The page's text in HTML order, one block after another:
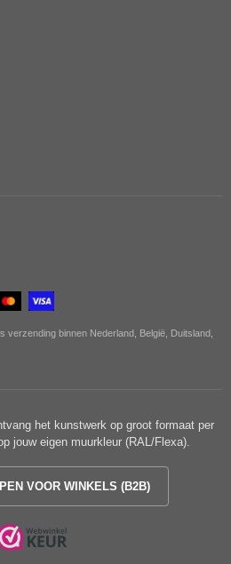
verzending binnen Nederland, België, Duitsland,
het kunstwerk op groot formaat per
jouw eigen muurkleur (RAL/Flexa).
VOOR WINKELS (B2B)